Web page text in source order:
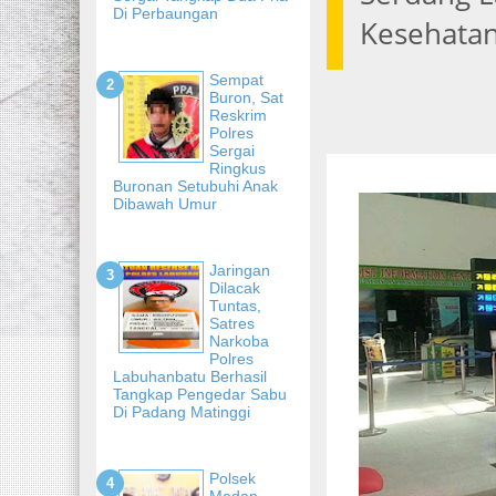
Di Perbaungan
Sempat
Buron, Sat
Reskrim
Polres
Sergai
Ringkus
Buronan Setubuhi Anak
Dibawah Umur
Jaringan
Dilacak
Tuntas,
Satres
Narkoba
Polres
Labuhanbatu Berhasil
Tangkap Pengedar Sabu
Di Padang Matinggi
Polsek